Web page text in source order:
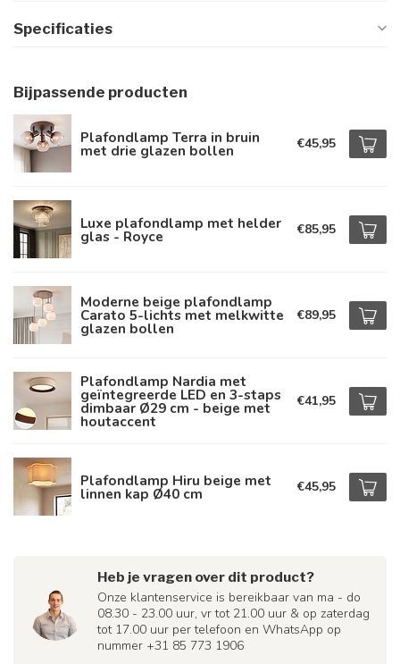
Specificaties
Bijpassende producten
Plafondlamp Terra in bruin
met drie glazen bollen €45,95
Luxe plafondlamp met helder
glas - Royce €85,95
Moderne beige plafondlamp
Carato 5-lichts met melkwitte
glazen bollen
€89,95
Plafondlamp Nardia met
geïntegreerde LED en 3-staps
dimbaar Ø29 cm - beige met
houtaccent
€41,95
Plafondlamp Hiru beige met
linnen kap Ø40 cm €45,95
Heb je vragen over dit product?
Onze klantenservice is bereikbaar van ma - do
08.30 - 23.00 uur, vr tot 21.00 uur & op zaterdag
tot 17.00 uur per telefoon en WhatsApp op
nummer +31 85 773 1906